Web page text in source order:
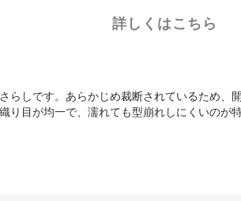
詳しくはこちら
しです。あらかじめ裁断されているため
目が均一で、濡れても型崩れしにくいのが